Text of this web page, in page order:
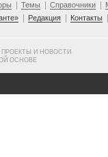
Темы Справочники
Редакция Контакты
ПРОЕКТЫ И НОВОСТИ
ОСНОВЕ